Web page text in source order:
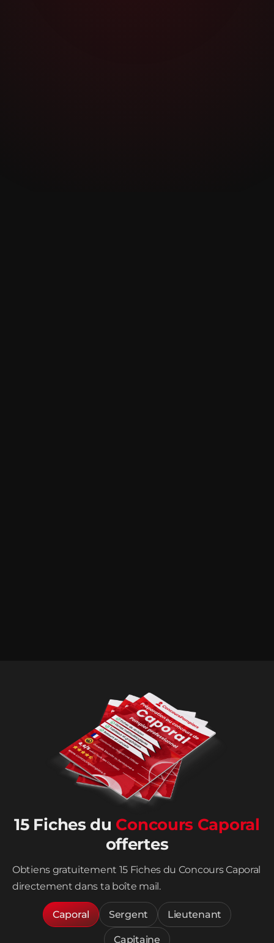
15 Fiches du Concours Caporal
offertes
Obtiens gratuitement 15 Fiches du Concours Caporal
directement dans ta boîte mail.
Caporal Sergent Lieutenant
Capitaine